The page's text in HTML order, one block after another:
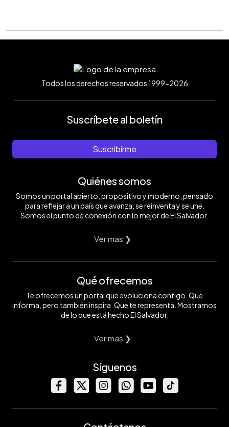
Todos los derechos reservados 1999-2026
Suscríbete al boletín
Suscribirme
Quiénes somos
Somos un portal abierto, propositivo y moderno, pensado
para reflejar a un país que avanza, se reinventa y se une.
Somos el punto de conexión con lo mejor de El Salvador.
Ver mas ❯
Qué ofrecemos
Te ofrecemos un portal que evoluciona contigo. Que
informa, pero también inspira. Que te representa. Mostramos
de lo que está hecho El Salvador.
Ver mas ❯
Síguenos